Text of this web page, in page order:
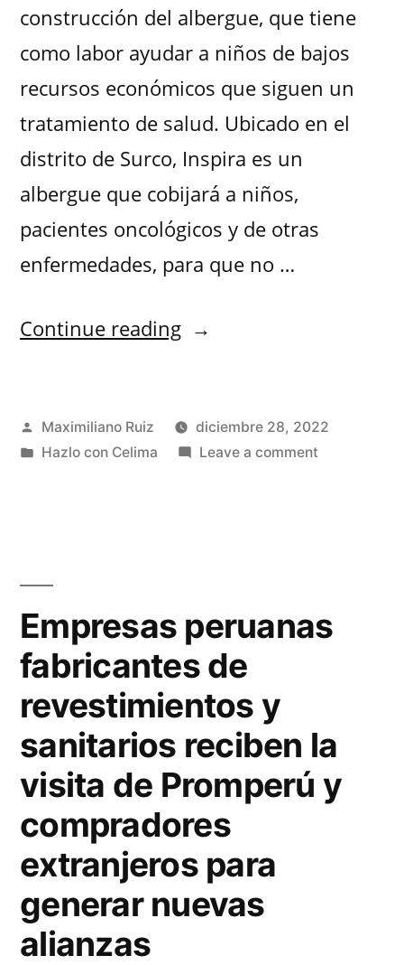
construcción del albergue, que tiene
como labor ayudar a niños de bajos
recursos económicos que siguen un
tratamiento de salud. Ubicado en el
distrito de Surco, Inspira es un
albergue que cobijará a niños,
pacientes oncológicos y de otras
enfermedades, para que no …
Continue reading
Maximiliano Ruiz
diciembre 28, 2022
Hazlo con Celima
Leave a comment
Empresas peruanas
fabricantes de
revestimientos y
sanitarios reciben la
visita de Promperú y
compradores
extranjeros para
generar nuevas
alianzas